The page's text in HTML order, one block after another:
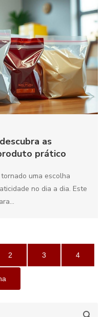
as
prático
uma escolha
no dia a dia. Este
2 3 4